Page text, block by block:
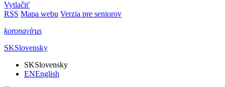
Vytlačiť
RSS Mapa webu Verzia pre seniorov
koronavírus
SKSlovensky
SKSlovensky
ENEnglish